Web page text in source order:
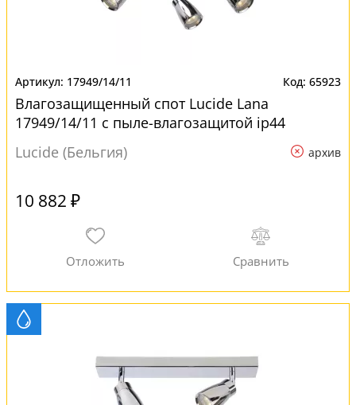
17949/14/11 65923
Влагозащищенный спот Lucide Lana
17949/14/11 с пыле-влагозащитой ip44
Lucide (Бельгия)
архив
10 882 ₽